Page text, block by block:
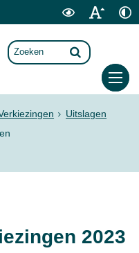
Uitslagen
2023